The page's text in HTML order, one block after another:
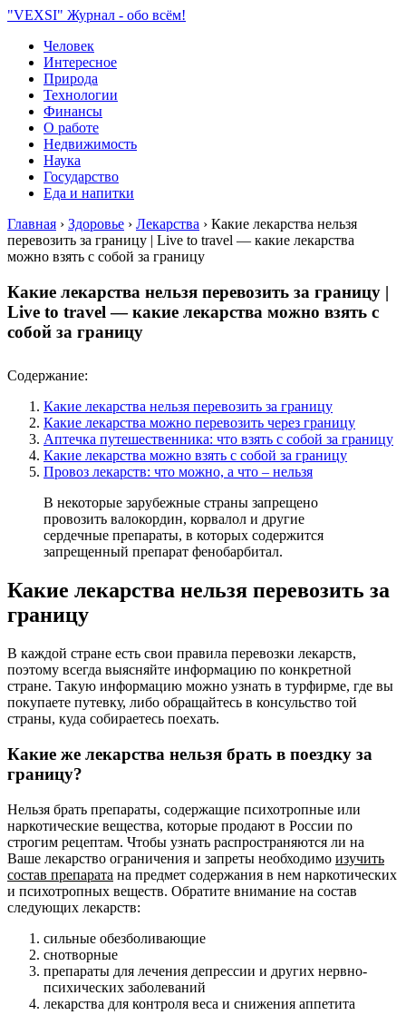
"VEXSI" Журнал - обо всём!
Человек
Интересное
Природа
Технологии
Финансы
О работе
Недвижимость
Наука
Государство
Еда и напитки
Главная › Здоровье › Лекарства › Какие лекарства нельзя
перевозить за границу | Live to travel — какие лекарства
можно взять с собой за границу
Какие лекарства нельзя перевозить за границу |
Live to travel — какие лекарства можно взять с
собой за границу
Содержание:
Какие лекарства нельзя перевозить за границу
Какие лекарства можно перевозить через границу
Аптечка путешественника: что взять с собой за границу
Какие лекарства можно взять с собой за границу
Провоз лекарств: что можно, а что – нельзя
В некоторые зарубежные страны запрещено
провозить валокордин, корвалол и другие
сердечные препараты, в которых содержится
запрещенный препарат фенобарбитал.
Какие лекарства нельзя перевозить за
границу
В каждой стране есть свои правила перевозки лекарств,
поэтому всегда выясняйте информацию по конкретной
стране. Такую информацию можно узнать в турфирме, где вы
покупаете путевку, либо обращайтесь в консульство той
страны, куда собираетесь поехать.
Какие же лекарства нельзя брать в поездку за
границу?
Нельзя брать препараты, содержащие психотропные или
наркотические вещества, которые продают в России по
строгим рецептам. Чтобы узнать распространяются ли на
Ваше лекарство ограничения и запреты необходимо изучить
состав препарата на предмет содержания в нем наркотических
и психотропных веществ. Обратите внимание на состав
следующих лекарств:
сильные обезболивающие
снотворные
препараты для лечения депрессии и других нервно-
психических заболеваний
лекарства для контроля веса и снижения аппетита